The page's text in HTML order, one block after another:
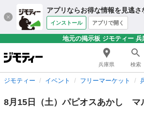
アプリならお得な情報を見逃さ
インストール アプリで開く
地元の掲示板 ジモティー 兵
兵庫県 検索
ジモティー イベント フリーマーケット
8月15日（土）パピオスあかし マ